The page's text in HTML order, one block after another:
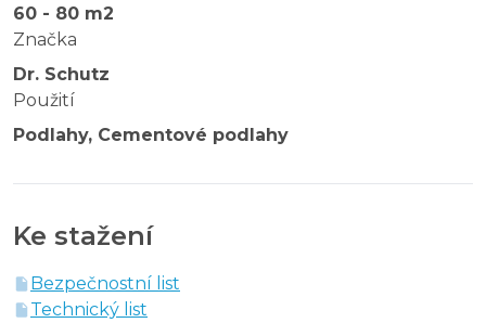
60 - 80 m2
Značka
Dr. Schutz
Použití
Podlahy, Cementové podlahy
Ke stažení
Bezpečnostní list
Technický list